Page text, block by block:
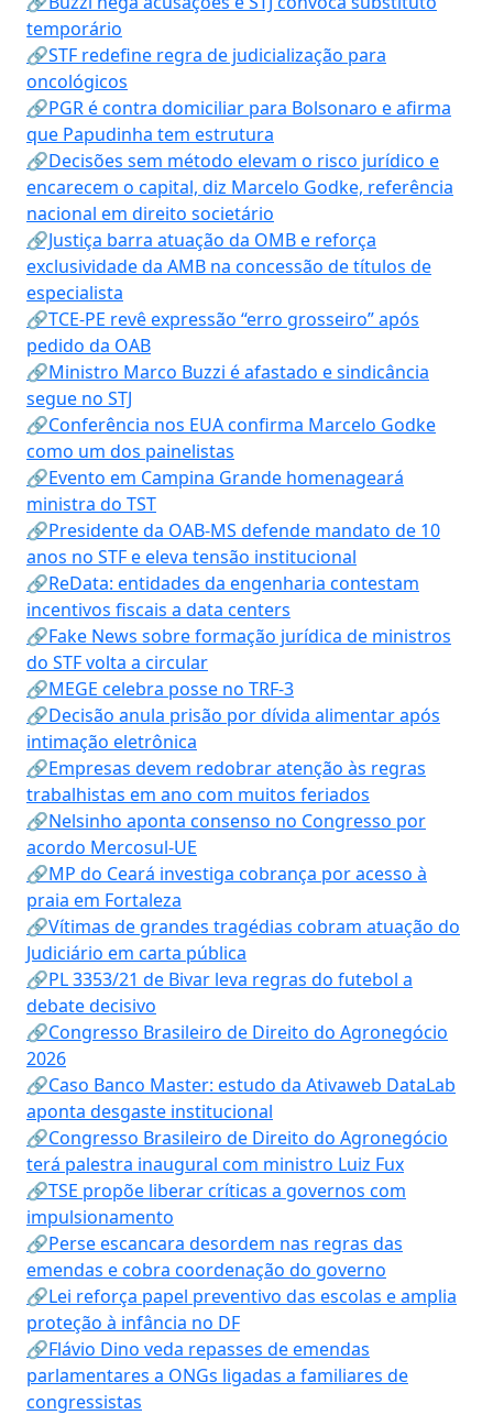
temporário
🔗STF redefine regra de judicialização para
oncológicos
🔗PGR é contra domiciliar para Bolsonaro e afirma
que Papudinha tem estrutura
🔗Decisões sem método elevam o risco jurídico e
encarecem o capital, diz Marcelo Godke, referência
nacional em direito societário
🔗Justiça barra atuação da OMB e reforça
exclusividade da AMB na concessão de títulos de
especialista
🔗TCE-PE revê expressão “erro grosseiro” após
pedido da OAB
🔗Ministro Marco Buzzi é afastado e sindicância
segue no STJ
🔗Conferência nos EUA confirma Marcelo Godke
como um dos painelistas
🔗Evento em Campina Grande homenageará
ministra do TST
🔗Presidente da OAB-MS defende mandato de 10
anos no STF e eleva tensão institucional
🔗ReData: entidades da engenharia contestam
incentivos fiscais a data centers
🔗Fake News sobre formação jurídica de ministros
do STF volta a circular
🔗MEGE celebra posse no TRF-3
🔗Decisão anula prisão por dívida alimentar após
intimação eletrônica
🔗Empresas devem redobrar atenção às regras
trabalhistas em ano com muitos feriados
🔗Nelsinho aponta consenso no Congresso por
acordo Mercosul-UE
🔗MP do Ceará investiga cobrança por acesso à
praia em Fortaleza
🔗Vítimas de grandes tragédias cobram atuação do
Judiciário em carta pública
🔗PL 3353/21 de Bivar leva regras do futebol a
debate decisivo
🔗Congresso Brasileiro de Direito do Agronegócio
2026
🔗Caso Banco Master: estudo da Ativaweb DataLab
aponta desgaste institucional
🔗Congresso Brasileiro de Direito do Agronegócio
terá palestra inaugural com ministro Luiz Fux
🔗TSE propõe liberar críticas a governos com
impulsionamento
🔗Perse escancara desordem nas regras das
emendas e cobra coordenação do governo
🔗Lei reforça papel preventivo das escolas e amplia
proteção à infância no DF
🔗Flávio Dino veda repasses de emendas
parlamentares a ONGs ligadas a familiares de
congressistas